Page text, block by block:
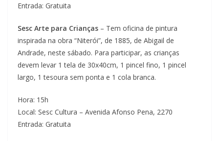
Entrada: Gratuita
Sesc Arte para Crianças – Tem oficina de pintura
inspirada na obra “Niterói”, de 1885, de Abigail de
Andrade, neste sábado. Para participar, as crianças
devem levar 1 tela de 30x40cm, 1 pincel fino, 1 pincel
largo, 1 tesoura sem ponta e 1 cola branca.
Hora: 15h
Local: Sesc Cultura – Avenida Afonso Pena, 2270
Entrada: Gratuita